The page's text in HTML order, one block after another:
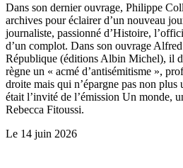
Dans son dernier ouvrage, Philippe
archives pour éclairer d’un nouveau
journaliste, passionné d’Histoire,
d’un complot. Dans son ouvrage
République (éditions Albin Michel), il
règne un « acmé d’antisémitisme »,
droite mais qui n’épargne pas non plus
était l’invité de l’émission Un monde,
Rebecca Fitoussi.
Le 14 juin 2026